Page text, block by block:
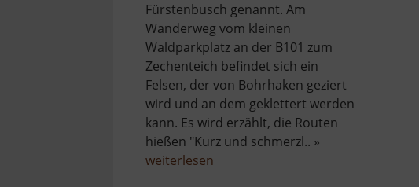
Fürstenbusch genannt. Am
Wanderweg vom kleinen
Waldparkplatz an der B101 zum
Zechenteich befindet sich ein
Felsen, der von Bohrhaken geziert
wird und an dem geklettert werden
kann. Es wird erzählt, die Routen
hießen "Kurz und schmerzl.. »
weiterlesen